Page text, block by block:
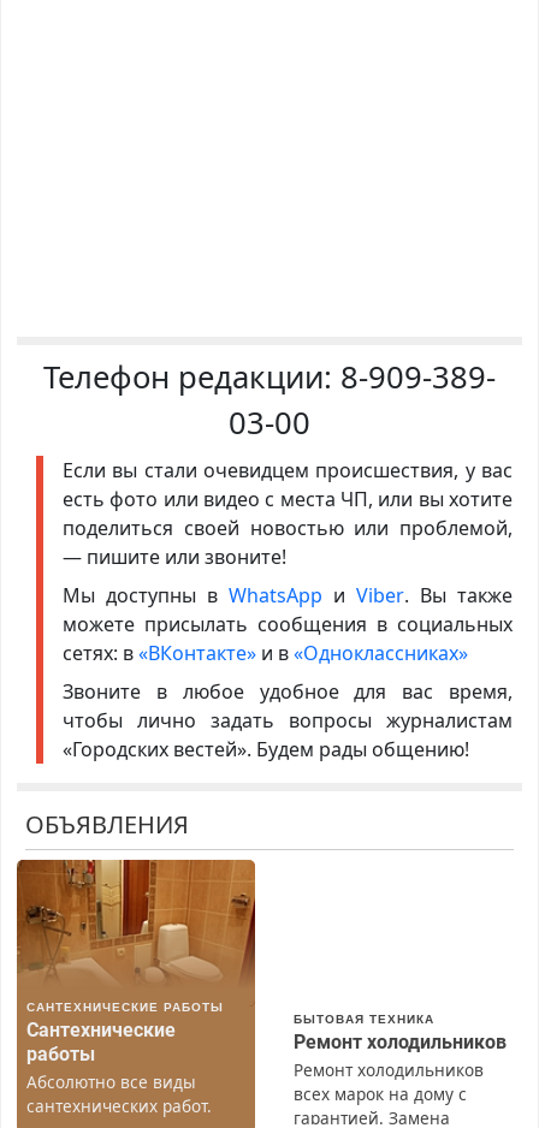
Телефон редакции: 8-909-389-
03-00
Если вы стали очевидцем происшествия, у вас
есть фото или видео с места ЧП, или вы хотите
поделиться своей новостью или проблемой,
— пишите или звоните!
Мы доступны в WhatsApp иViber. Вы также
можете присылать сообщения в социальных
сетях: в«ВКонтакте»и в«Одноклассниках»
Звоните в любое удобное для вас время,
чтобы лично задать вопросы журналистам
«Городских вестей». Будем рады общению!
ОБЪЯВЛЕНИЯ
САНТЕХНИЧЕСКИЕ РАБОТЫ
Сантехнические
работы
Абсолютно все виды
сантехнических работ.
БЫТОВАЯ ТЕХНИКА
Ремонт холодильников
Ремонт холодильников
всех марок на дому с
гарантией. Замена